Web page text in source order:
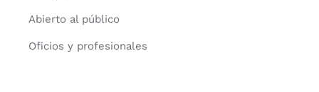
Abier­to al públi­co
Ofi­cios y pro­fe­sio­na­les